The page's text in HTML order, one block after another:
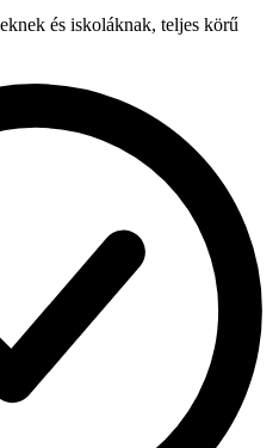
és iskoláknak, teljes körű